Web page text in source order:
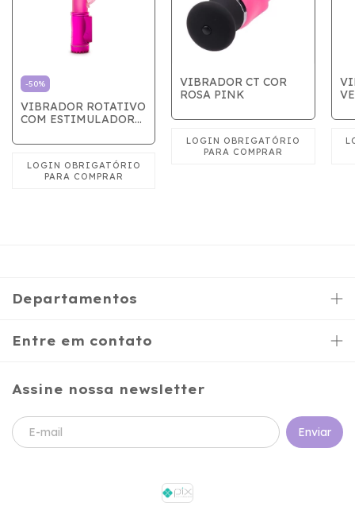
-50%
VIBRADOR ROTATIVO
COM ESTIMULADOR
VIBRADOR CT COR
ROSA PINK
Departamentos
Entre em contato
Assine nossa newsletter